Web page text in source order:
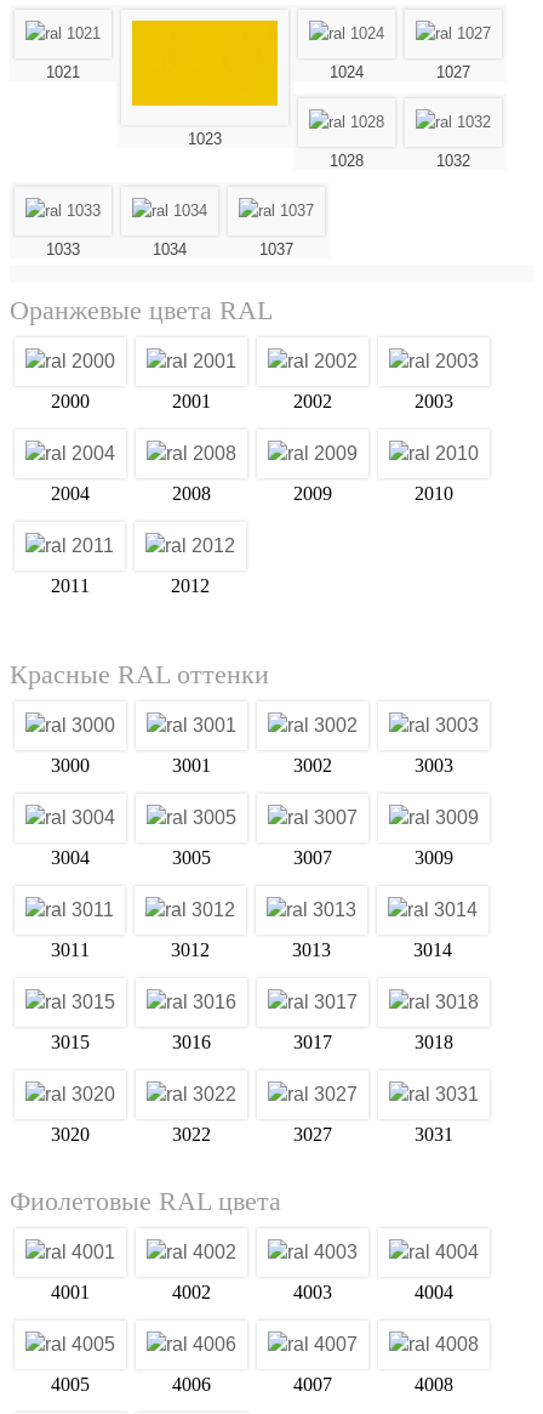
1021
1023
1024 1027
1028 1032
1033 1034 1037
Оранжевые цвета RAL
2000 2001 2002 2003
2004 2008 2009 2010
2011 2012
Красные RAL оттенки
3000 3001 3002 3003
3004 3005 3007 3009
3011 3012 3013 3014
3015 3016 3017 3018
3020 3022 3027 3031
Фиолетовые RAL цвета
4001 4002 4003 4004
4005 4006 4007 4008